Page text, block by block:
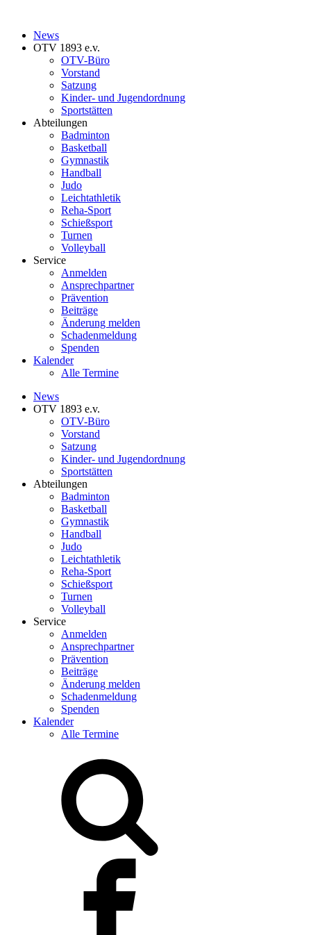
News
OTV 1893 e.v.
OTV-Büro
Vorstand
Satzung
Kinder- und Jugendordnung
Sportstätten
Abteilungen
Badminton
Basketball
Gymnastik
Handball
Judo
Leichtathletik
Reha-Sport
Schießsport
Turnen
Volleyball
Service
Anmelden
Ansprechpartner
Prävention
Beiträge
Änderung melden
Schadenmeldung
Spenden
Kalender
Alle Termine
News
OTV 1893 e.v.
OTV-Büro
Vorstand
Satzung
Kinder- und Jugendordnung
Sportstätten
Abteilungen
Badminton
Basketball
Gymnastik
Handball
Judo
Leichtathletik
Reha-Sport
Schießsport
Turnen
Volleyball
Service
Anmelden
Ansprechpartner
Prävention
Beiträge
Änderung melden
Schadenmeldung
Spenden
Kalender
Alle Termine